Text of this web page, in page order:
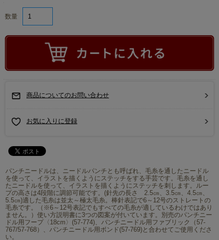
数量
商品についてのお問い合わせ
お気に入りに登録
パンチニードルは、ニードルパンチとも呼ばれ、毛糸を通したニードル
を使って、イラストを描くようにステッチをする手芸です。毛糸を通し
たニードルを使って、イラストを描くようにステッチを刺します。ルー
プの高さは4段階に調節可能です。(針先の長さ 2.5㎝、3.5㎝、4.5㎝、
5.5㎝)適した毛糸は並太～極太毛糸。棒針表記で6～12号のストレートの
毛糸です。（※6～12号表記でもすべての毛糸が適しているわけではあり
ません。）使い方説明書に3つの図案が付いています。別売のパンチニー
ドル用フープ〈18cm〉(57-774)、パンチニードル用ファブリック（57-
767/57-768）、パンチニードル用ボンド(57-769)と合わせてご使用くださ
い。